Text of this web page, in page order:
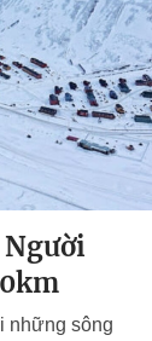
Người
những sông